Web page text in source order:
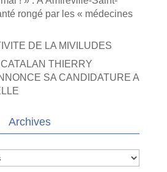
rongé par les « médecines
DE LA MIVILUDES
THIERRY
SA CANDIDATURE A
Archives